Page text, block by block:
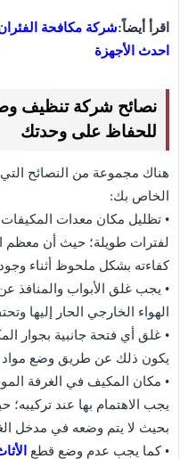
اقرأ أيضاً:
احدث الأجهزة
نصائح شركة تنظيف
للحفاظ على وحدتك
هناك مجموعة من النصائح
الخاص بك:
• تظليل مكان معدات
لفترات طويلة؛ حيث أن معظم
كفاءته بشكل ملحوظ أثناء
• يجب غلق الأبواب والمنافذ
الهواء الخارجي الحار إليها
• غلق أي فتحة جانبية بجوار
يكون ذلك عن طريق وضع مواد
• مكان المكيف في الغرفة
يجب الاهتمام بها عند تركيبه؛
بحيث لا يتم وضعه في مدخل
• كما يجب عدم وضع قطع